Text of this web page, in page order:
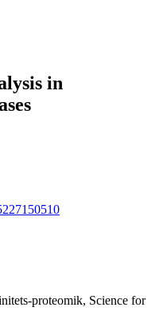
in
proteomik, Science for